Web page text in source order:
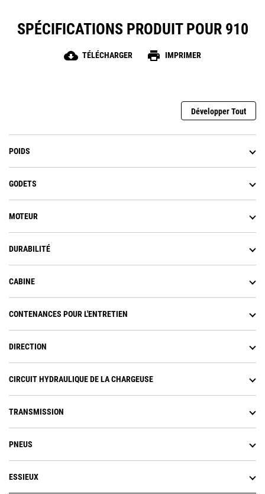
SPÉCIFICATIONS PRODUIT POUR 910
cloud_download TÉLÉCHARGER print IMPRIMER
Développer Tout
POIDS
GODETS
MOTEUR
DURABILITÉ
CABINE
CONTENANCES POUR L'ENTRETIEN
DIRECTION
CIRCUIT HYDRAULIQUE DE LA CHARGEUSE
TRANSMISSION
PNEUS
ESSIEUX